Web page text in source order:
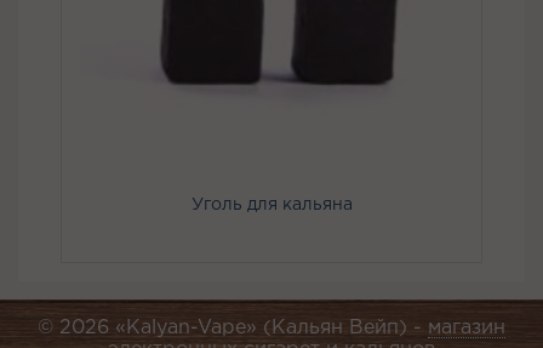
Уголь для кальяна
© 2026 «Kalyan-Vape» (Кальян Вейп) - магазин